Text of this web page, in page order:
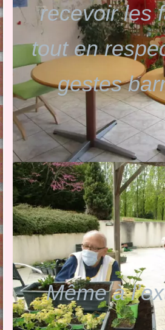
recevoir les
tout en
gestes
Même à